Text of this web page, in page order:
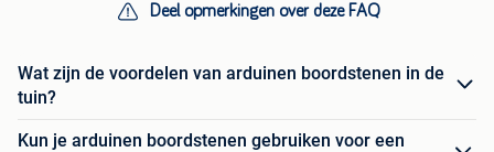
Deel opmerkingen over deze FAQ
Wat zijn de voordelen van arduinen boordstenen in de
tuin?
Kun je arduinen boordstenen gebruiken voor een